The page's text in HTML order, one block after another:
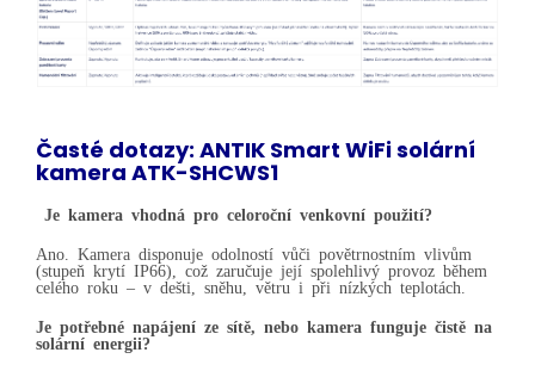
Časté dotazy: ANTIK Smart WiFi solární
kamera ATK-SHCWS1
Je kamera vhodná pro celoroční venkovní použití?
Ano. Kamera disponuje odolností vůči povětrnostním vlivům
(stupeň krytí IP66), což zaručuje její spolehlivý provoz během
celého roku – v dešti, sněhu, větru i při nízkých teplotách.
Je potřebné napájení ze sítě, nebo kamera funguje čistě na
solární energii?